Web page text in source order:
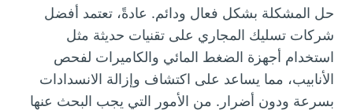
حل المشكلة بشكل فعال ودائم. عادةً، تعتمد أفضل
شركات تسليك المجاري على تقنيات حديثة مثل
استخدام أجهزة الضغط المائي والكاميرات لفحص
الأنابيب، مما يساعد على اكتشاف وإزالة الانسدادات
بسرعة ودون أضرار. من الأمور التي يجب البحث عنها